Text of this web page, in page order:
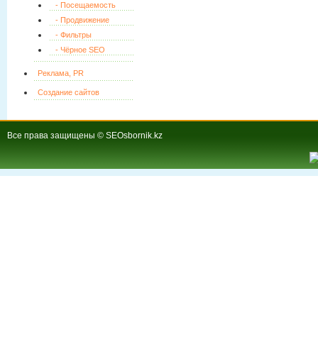
- Посещаемость
- Продвижение
- Фильтры
- Чёрное SEO
Реклама, PR
Создание сайтов
Все права защищены © SEOsbornik.kz